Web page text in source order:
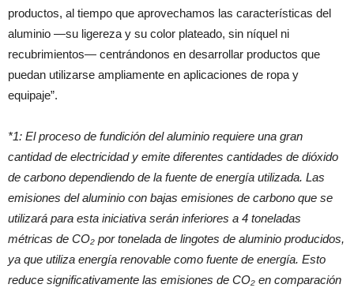
productos, al tiempo que aprovechamos las características del
aluminio —su ligereza y su color plateado, sin níquel ni
recubrimientos— centrándonos en desarrollar productos que
puedan utilizarse ampliamente en aplicaciones de ropa y
equipaje”.
*1: El proceso de fundición del aluminio requiere una gran
cantidad de electricidad y emite diferentes cantidades de dióxido
de carbono dependiendo de la fuente de energía utilizada. Las
emisiones del aluminio con bajas emisiones de carbono que se
utilizará para esta iniciativa serán inferiores a 4 toneladas
métricas de CO₂ por tonelada de lingotes de aluminio producidos,
ya que utiliza energía renovable como fuente de energía. Esto
reduce significativamente las emisiones de CO₂ en comparación